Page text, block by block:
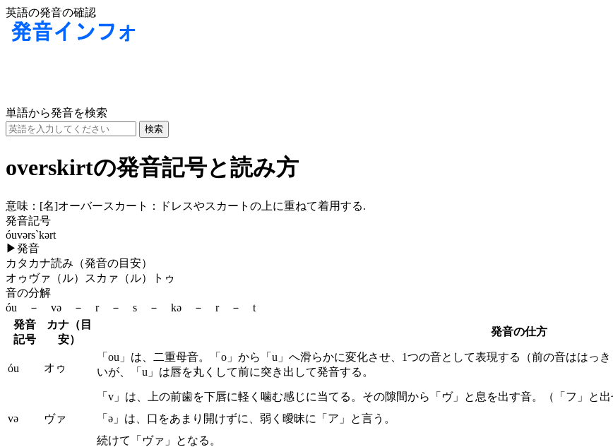
英語の発音の確認
単語から発音を検索
overskirtの発音記号と読み方
意味： [名]オーバースカート：ドレスやスカートの上に重ねて着用する.
発音記号
óuvərs`kərt
▶発音
カタカナ読み（発音の目安）
オゥヴァ（ル）スカァ（ル）トゥ
音の分解
óu － və － r － s － kə － r － t
発音
記号
カナ（目
安）
発音の仕方
óu オゥ
「ou」は、二重母音。「o」から「u」へ滑らかに変化させ、1つの音として表現する（前の音ははっ
いが、「u」は唇を丸くして前に突き出して発音する。
və ヴァ
「v」は、上の前歯を下唇に軽く噛む感じに当てる。その隙間から「ヴ」と息を出す音。（「フ」と出
「ə」は、口をあまり開けずに、弱く曖昧に「ア」と言う。
続けて「ヴァ」となる。